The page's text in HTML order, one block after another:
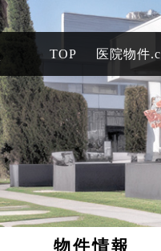
TOP 医院物件
物件情報